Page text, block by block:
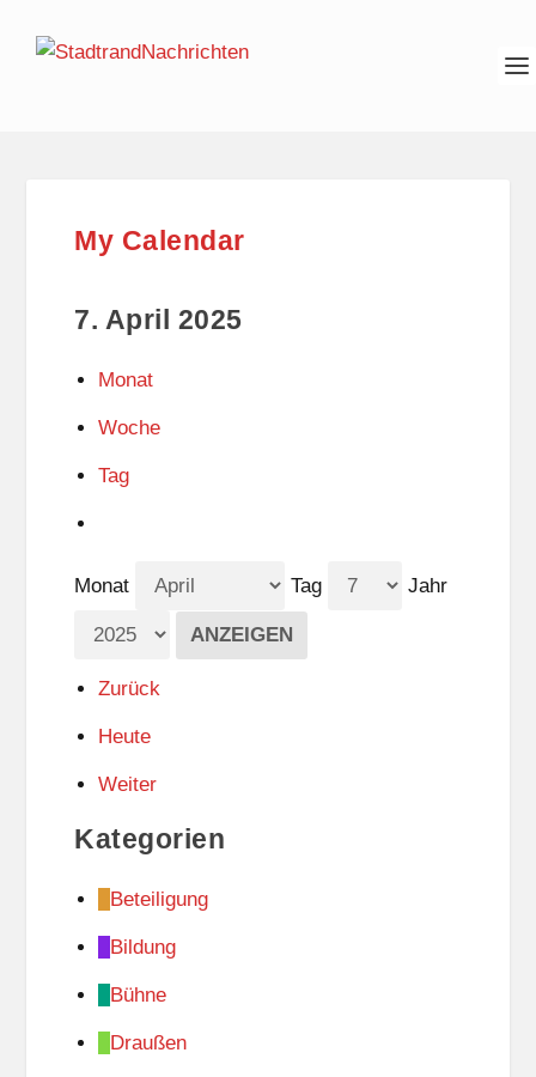
My Calendar
7. April 2025
Monat
Woche
Tag
Monat Tag Jahr
Zurück
Heute
Weiter
Kategorien
Beteiligung
Bildung
Bühne
Draußen